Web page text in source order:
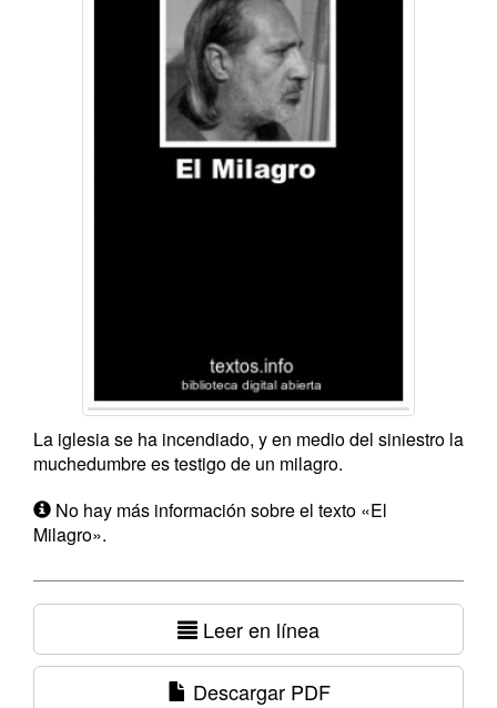
La iglesia se ha incendiado, y en medio del siniestro la
muchedumbre es testigo de un milagro.
No hay más información sobre el texto «El
Milagro».
Leer en línea
Descargar PDF